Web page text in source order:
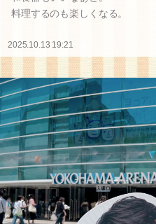
料理するのも楽しくなる。
2025.10.13 19:21